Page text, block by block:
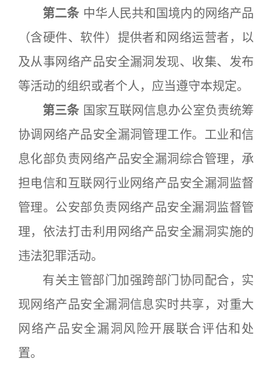
第二条 中华人民共和国境内的网络产品
（含硬件、软件）提供者和网络运营者，以
及从事网络产品安全漏洞发现、收集、发布
等活动的组织或者个人，应当遵守本规定。
第三条 国家互联网信息办公室负责统筹
协调网络产品安全漏洞管理工作。工业和信
息化部负责网络产品安全漏洞综合管理，承
担电信和互联网行业网络产品安全漏洞监督
管理。公安部负责网络产品安全漏洞监督管
理，依法打击利用网络产品安全漏洞实施的
违法犯罪活动。
有关主管部门加强跨部门协同配合，实
现网络产品安全漏洞信息实时共享，对重大
网络产品安全漏洞风险开展联合评估和处
置。